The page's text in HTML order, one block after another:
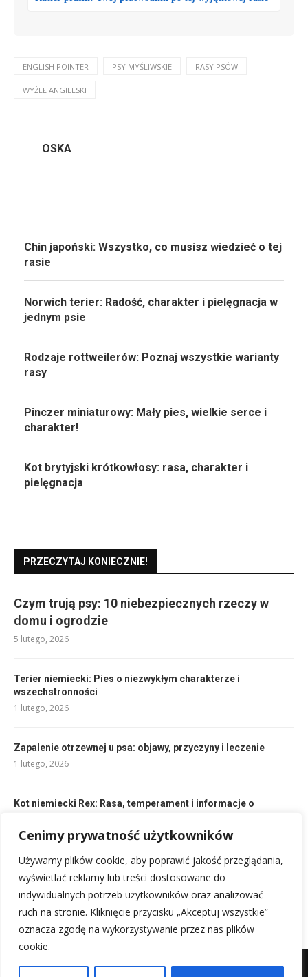
Cenimy prywatność użytkowników
Używamy plików cookie, aby poprawić jakość przeglądania,
wyświetlać reklamy lub treści dostosowane do
indywidualnych potrzeb użytkowników oraz analizować
ruch na stronie. Kliknięcie przycisku „Akceptuj wszystkie”
oznacza zgodę na wykorzystywanie przez nas plików
cookie.
ENGLISH POINTER PSY MYŚLIWSKIE RASY PSÓW
WYŻEŁ ANGIELSKI
OSKA
Chin japoński: Wszystko, co musisz wiedzieć o tej
rasie
Norwich terier: Radość, charakter i pielęgnacja w
jednym psie
Rodzaje rottweilerów: Poznaj wszystkie warianty
rasy
Pinczer miniaturowy: Mały pies, wielkie serce i
charakter!
Kot brytyjski krótkowłosy: rasa, charakter i
pielęgnacja
PRZECZYTAJ KONIECZNIE!
Czym trują psy: 10 niebezpiecznych rzeczy w
domu i ogrodzie
5 lutego, 2026
Terier niemiecki: Pies o niezwykłym charakterze i
wszechstronności
1 lutego, 2026
Zapalenie otrzewnej u psa: objawy, przyczyny i leczenie
1 lutego, 2026
Kot niemiecki Rex: Rasa, temperament i informacje o
1 lutego, 2026
Gryfon Korthalsa: Idealny pies myśliwski i rodzinny
1 lutego, 2026
Mapa witryny Kontakt z nami